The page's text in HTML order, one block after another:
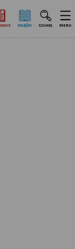
KSIĄŻKI SZUKAJ MENU